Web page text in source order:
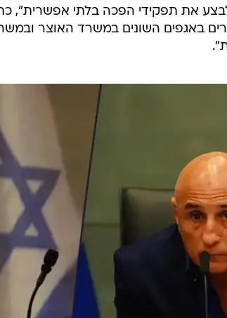
את תפקידי הפכה בלתי אפשרית",
באגפים השונים במשרד האוצר